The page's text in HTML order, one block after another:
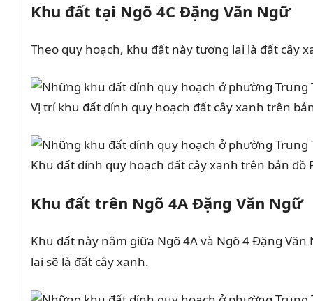
Khu đất tại Ngõ 4C Đặng Văn Ngữ
Theo quy hoạch, khu đất này tương lai là đất cây
Vị trí khu đất dính quy hoạch đất cây xanh trên
Khu đất dính quy hoạch đất cây xanh trên bản đồ
Khu đất trên Ngõ 4A Đặng Văn Ngữ
Khu đất này nằm giữa Ngõ 4A và Ngõ 4 Đặng
lai sẽ là đất cây xanh.